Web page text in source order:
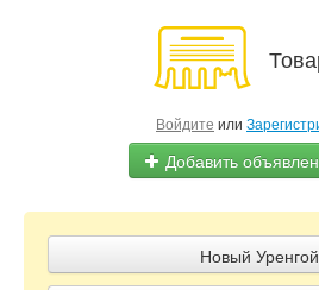
Войдите или
Добавить
Объявления
Новый Уренгой